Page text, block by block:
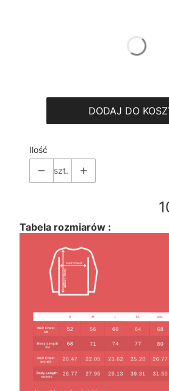
DODAJ DO
Ilość
szt.
Tabela rozmiarów :